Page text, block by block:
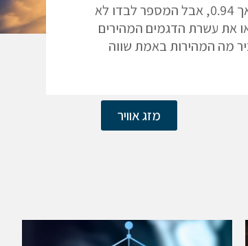
יש מטוסי מנהלים שמגיעים למאך 0.94, אבל המספר לבדו לא
את עשרת הדגמים המהירים
מה המהירות באמת שווה
מזג אוויר